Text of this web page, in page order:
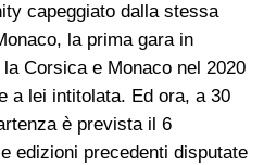
capeggiato dalla stessa
la prima gara in
Corsica e Monaco nel 2020
a lei intitolata. Ed ora, a 30
è prevista il 6
edizioni precedenti disputate